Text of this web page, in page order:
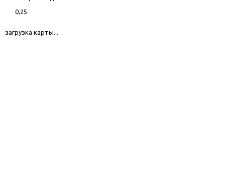
0,25
загрузка карты...